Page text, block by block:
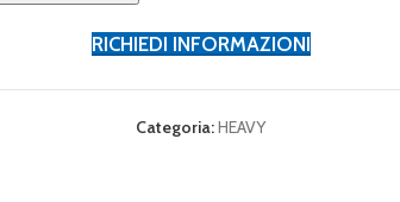
RICHIEDI INFORMAZIONI
Categoria:HEAVY